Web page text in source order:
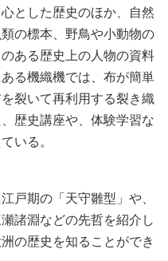
とした歴史のほか、自然
の標本、野鳥や小動物の
ある歴史上の人物の資料
る機織機では、布が簡単
裂いて再利用する裂き織
歴史講座や、体験学習な
いる。
戸期の「天守雛型」や、
諸淵などの先哲を紹介し
の歴史を知ることができ